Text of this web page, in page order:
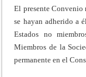
El presente Convenio
se hayan adherido a
Estados no
Miembros de la
permanente en el